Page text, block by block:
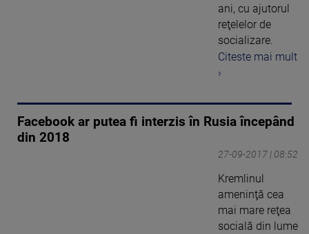
ani, cu ajutorul
reţelelor de
socializare.
Citeste mai mult
›
Facebook ar putea fi interzis în Rusia începând
din 2018
27-09-2017 | 08:52
Kremlinul
ameninţă cea
mai mare reţea
socială din lume